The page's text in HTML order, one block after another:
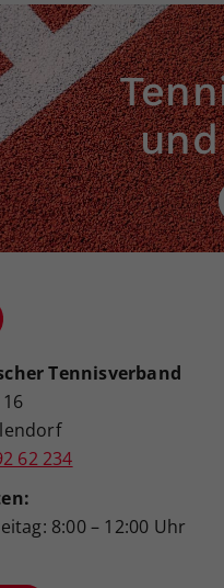
Tennisverband
62 234
8:00 – 12:00 Uhr